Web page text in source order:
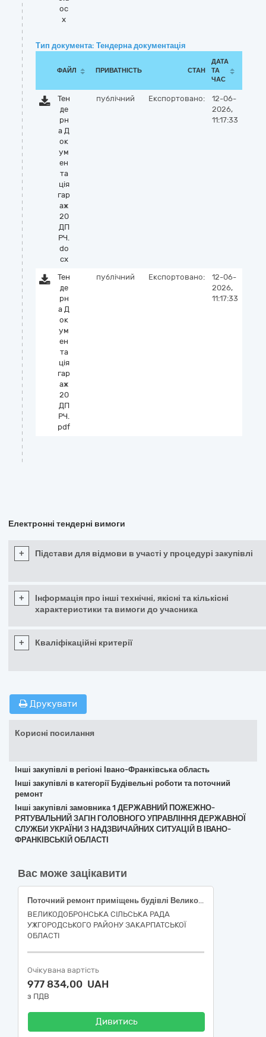
oc
x
Тип документа: Тендерна документація
ФАЙЛ ПРИВАТНІСТЬ СТАН
ДАТА
ТА
ЧАС
Тен
де
рн
а Д
ок
ум
ен
та
ція
гар
аж
20
ДП
РЧ.
do
cx
публічний Експортовано:
12-06-
2026,
11:17:33
Тен
де
рн
а Д
ок
ум
ен
та
ція
гар
аж
20
ДП
РЧ.
pdf
публічний Експортовано:
12-06-
2026,
11:17:33
Електронні тендерні вимоги
+ Підстави для відмови в участі у процедурі закупівлі
+
Інформація про інші технічні, якісні та кількісні
характеристики та вимоги до учасника
+ Кваліфікаційні критерії
Друкувати
Корисні посилання
Інші закупівлі в регіоні Івано-Франківська область
Інші закупівлі в категорії Будівельні роботи та поточний
ремонт
Інші закупівлі замовника 1 ДЕРЖАВНИЙ ПОЖЕЖНО-
РЯТУВАЛЬНИЙ ЗАГІН ГОЛОВНОГО УПРАВЛІННЯ ДЕРЖАВНОЇ
СЛУЖБИ УКРАЇНИ З НАДЗВИЧАЙНИХ СИТУАЦІЙ В ІВАНО-
ФРАНКІВСЬКІЙ ОБЛАСТІ
Вас може зацікавити
Поточний ремонт приміщень будівлі Великодобронської сільської ради за адресою: вул. Петефі №56, в с. М. Добронь, Ужгородського району, Закарпатської області.
ВЕЛИКОДОБРОНСЬКА СІЛЬСЬКА РАДА
УЖГОРОДСЬКОГО РАЙОНУ ЗАКАРПАТСЬКОЇ
ОБЛАСТІ
Очікувана вартість
977 834,00 UAH
з ПДВ
Дивитись